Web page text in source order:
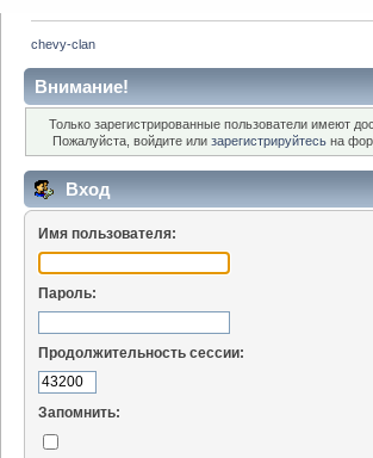
chevy-clan
Внимание!
Только зарегистрированные пользователи имеют
Пожалуйста, войдите или зарегистрируйтесьна
Вход
Имя пользователя:
Пароль:
Продолжительность сессии:
Запомнить: